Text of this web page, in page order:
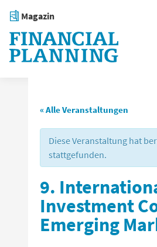
Magazin
« Alle Veranstaltungen
Diese Veranstaltung hat
stattgefunden.
9.
Investment
Emerging